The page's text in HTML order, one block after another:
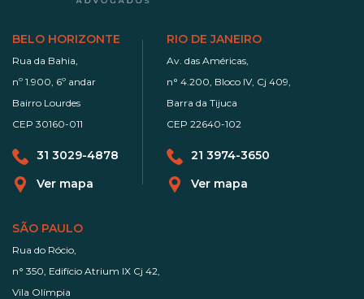
BELO HORIZONTE
Rua da Bahia,
nº 1.900, 6º andar
Bairro Lourdes
CEP 30160-011
31 3029-4878
Ver mapa
RIO DE JANEIRO
Av. das Américas,
n° 4.200, Bloco IV, Cj 409,
Barra da Tijuca
CEP 22640-102
21 3974-3650
Ver mapa
SÃO PAULO
Rua do Rócio,
n° 350, Edifício Atrium IX Cj 42,
Vila Olímpia